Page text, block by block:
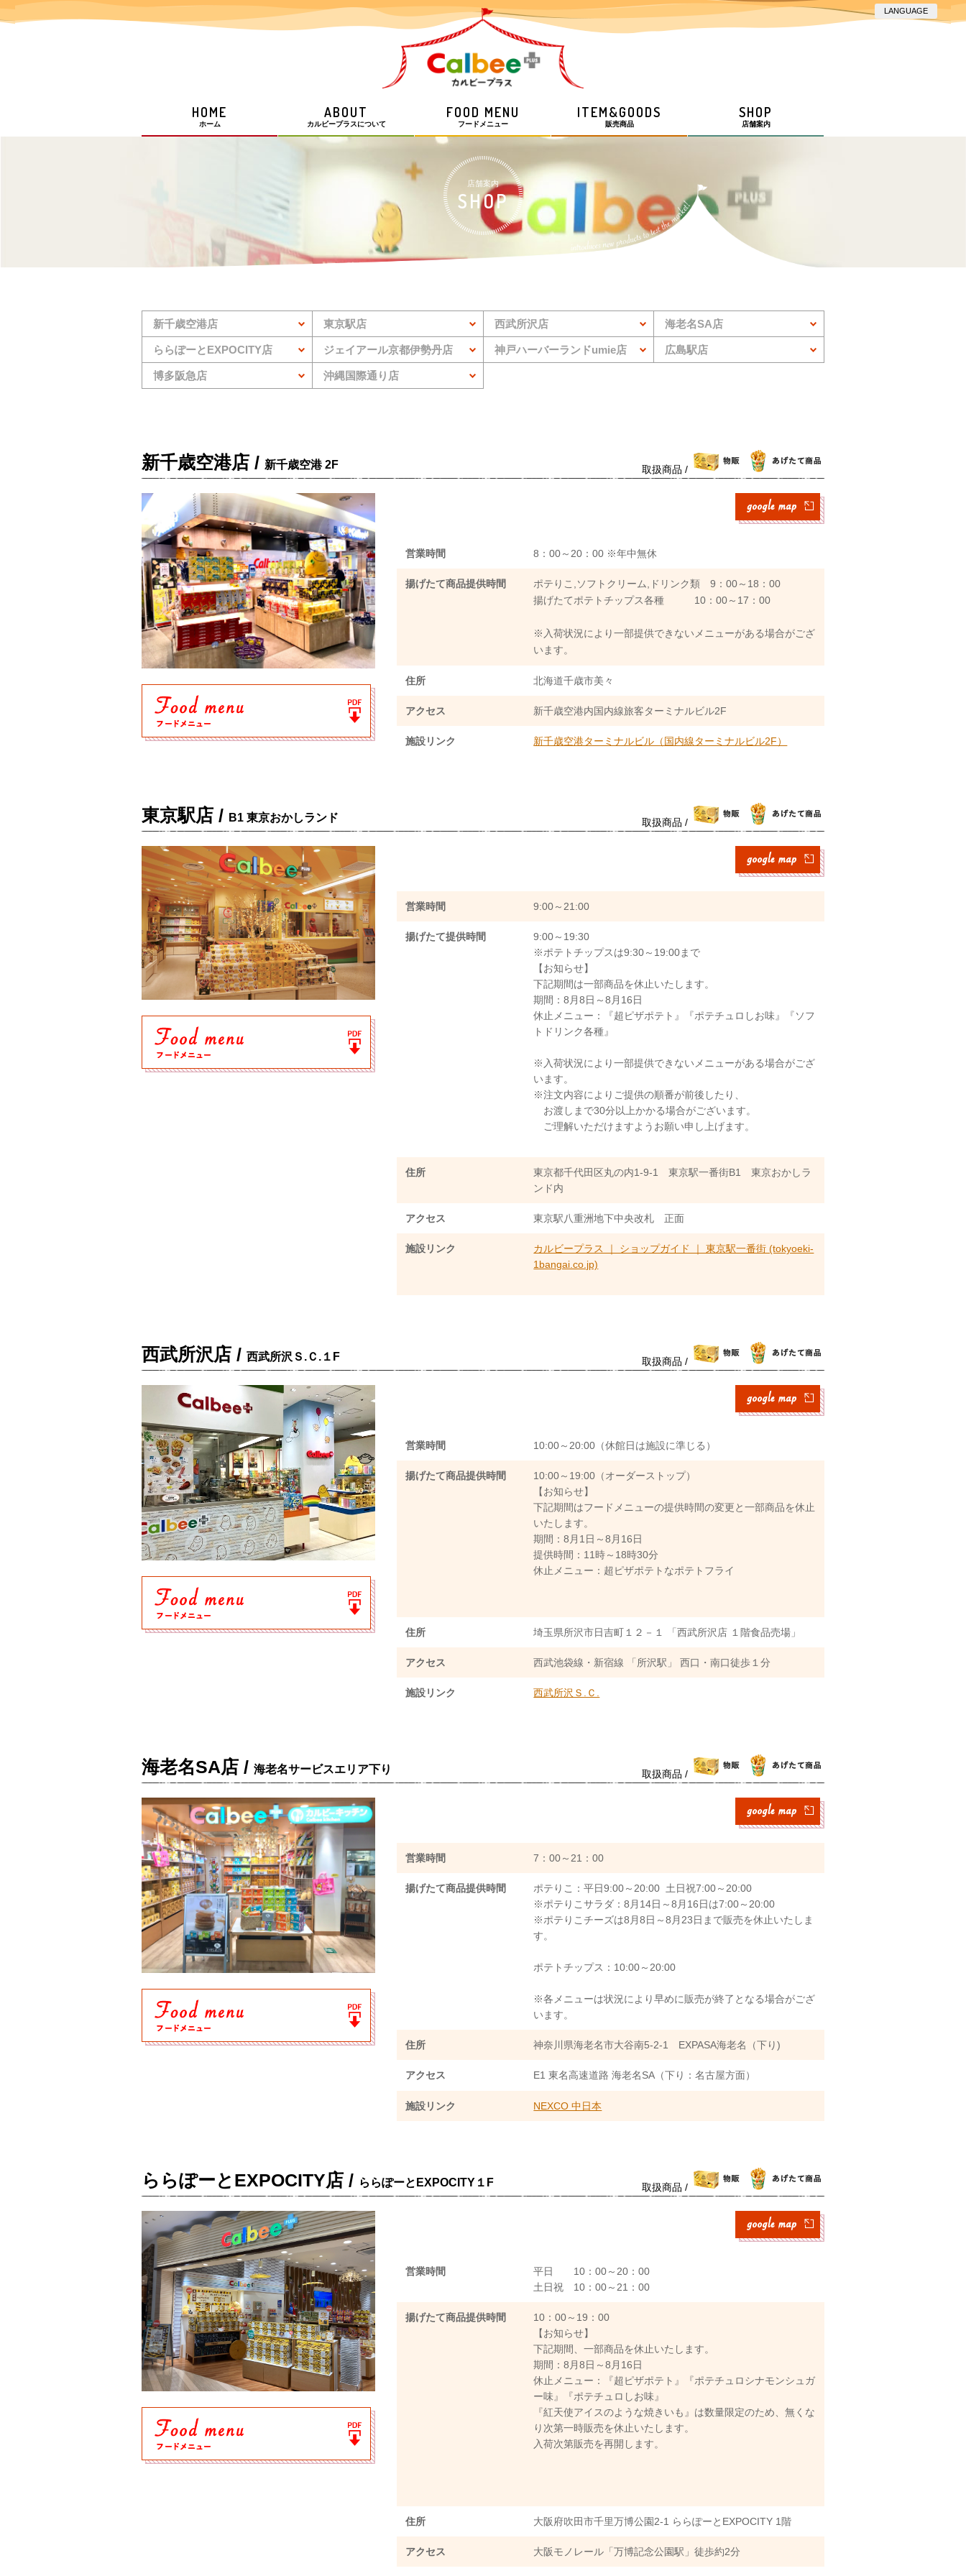
LANGUAGE
HOME
ホーム
ABOUT
カルビープラスについて
FOOD MENU
フードメニュー
ITEM&GOODS
販売商品
SHOP
店舗案内
店舗案内
SHOP
新千歳空港店 東京駅店 西武所沢店 海老名SA店
ららぽーとEXPOCITY店 ジェイアール京都伊勢丹店 神戸ハーバーランドumie店 広島駅店
博多阪急店 沖縄国際通り店
新千歳空港店 / 新千歳空港 2F 取扱商品 /
営業時間 8：00～20：00 ※年中無休
揚げたて商品提供時間
ポテりこ,ソフトクリーム,ドリンク類 9：00～18：00
揚げたてポテトチップス各種 10：00～17：00
※入荷状況により一部提供できないメニューがある場合がござ
います。
住所 北海道千歳市美々
アクセス 新千歳空港内国内線旅客ターミナルビル2F
施設リンク 新千歳空港ターミナルビル（国内線ターミナルビル2F）
東京駅店 / B1 東京おかしランド 取扱商品 /
営業時間 9:00～21:00
揚げたて提供時間
9:00～19:30
※ポテトチップスは9:30～19:00まで
【お知らせ】
下記期間は一部商品を休止いたします。
期間：8月8日～8月16日
休止メニュー：『超ピザポテト』『ポテチュロしお味』『ソフ
トドリンク各種』
※入荷状況により一部提供できないメニューがある場合がござ
います。
※注文内容によりご提供の順番が前後したり、
お渡しまで30分以上かかる場合がございます。
ご理解いただけますようお願い申し上げます。
住所
東京都千代田区丸の内1-9-1 東京駅一番街B1 東京おかしラ
ンド内
アクセス 東京駅八重洲地下中央改札 正面
施設リンク
カルビープラス ｜ ショップガイド ｜ 東京駅一番街 (tokyoeki-
1bangai.co.jp)
西武所沢店 / 西武所沢Ｓ.Ｃ.１F 取扱商品 /
営業時間 10:00～20:00（休館日は施設に準じる）
揚げたて商品提供時間
10:00～19:00（オーダーストップ）
【お知らせ】
下記期間はフードメニューの提供時間の変更と一部商品を休止
いたします。
期間：8月1日～8月16日
提供時間：11時～18時30分
休止メニュー：超ピザポテトなポテトフライ
住所 埼玉県所沢市日吉町１２－１ 「西武所沢店 １階食品売場」
アクセス 西武池袋線・新宿線 「所沢駅」 西口・南口徒歩１分
施設リンク 西武所沢Ｓ.Ｃ.
海老名SA店 / 海老名サービスエリア下り 取扱商品 /
営業時間 7：00～21：00
揚げたて商品提供時間
ポテりこ：平日9:00～20:00 土日祝7:00～20:00
※ポテりこサラダ：8月14日～8月16日は7:00～20:00
※ポテりこチーズは8月8日～8月23日まで販売を休止いたしま
す。
ポテトチップス：10:00～20:00
※各メニューは状況により早めに販売が終了となる場合がござ
います。
住所 神奈川県海老名市大谷南5-2-1 EXPASA海老名（下り)
アクセス E1 東名高速道路 海老名SA（下り：名古屋方面）
施設リンク NEXCO 中日本
ららぽーとEXPOCITY店 / ららぽーとEXPOCITY１F 取扱商品 /
営業時間
平日 10：00～20：00
土日祝 10：00～21：00
揚げたて商品提供時間
10：00～19：00
【お知らせ】
下記期間、一部商品を休止いたします。
期間：8月8日～8月16日
休止メニュー：『超ピザポテト』『ポテチュロシナモンシュガ
ー味』『ポテチュロしお味』
『紅天使アイスのような焼きいも』は数量限定のため、無くな
り次第一時販売を休止いたします。
入荷次第販売を再開します。
住所 大阪府吹田市千里万博公園2-1 ららぽーとEXPOCITY 1階
アクセス 大阪モノレール「万博記念公園駅」徒歩約2分